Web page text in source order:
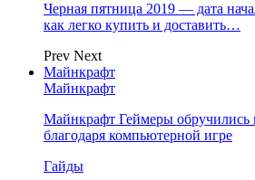
Черная пятница 2019 — дата
как легко купить и доставить…
Prev Next
Майнкрафт
Майнкрафт
Майнкрафт Геймеры обручились
благодаря компьютерной игре
Гайды